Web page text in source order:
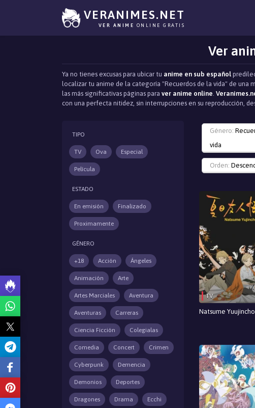
VERANIMES.NET
VER ANIME ONLINE GRATIS
Ver
Ya no tienes excusas para ubicar tu anime en sub español
localizar tu anime de la categoría "Recuerdos de la vida" de una
las más significativas páginas para ver anime online.
con una perfecta nitidez, sin interrupciones en su reproducción,
TIPO
TV Ova Especial
Película
ESTADO
En emisión Finalizado
Proximamente
GÉNERO
+18 Acción Ángeles
Animación Arte
Artes Marciales Aventura
Aventuras Carreras
Ciencia Ficción Colegialas
Comedia Concert Crimen
Cyberpunk Demencia
Demonios Deportes
Dragones Drama Ecchi
Género:
vida
Orden:
TV
Natsume